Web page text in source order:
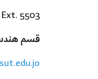
5503
قسم